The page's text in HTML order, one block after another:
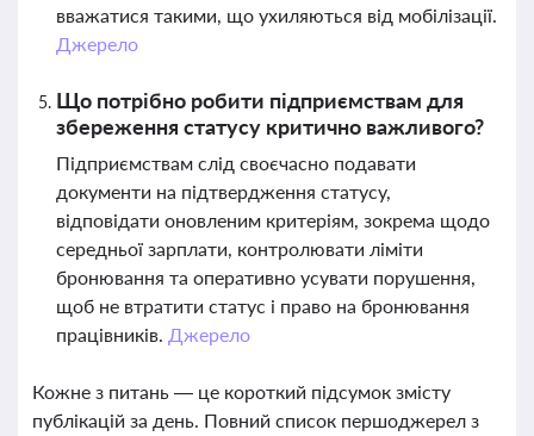
вважатися такими, що ухиляються від мобілізації.
Джерело
Що потрібно робити підприємствам для
збереження статусу критично важливого?
Підприємствам слід своєчасно подавати
документи на підтвердження статусу,
відповідати оновленим критеріям, зокрема щодо
середньої зарплати, контролювати ліміти
бронювання та оперативно усувати порушення,
щоб не втратити статус і право на бронювання
працівників. Джерело
Кожне з питань — це короткий підсумок змісту
публікацій за день. Повний список першоджерел з